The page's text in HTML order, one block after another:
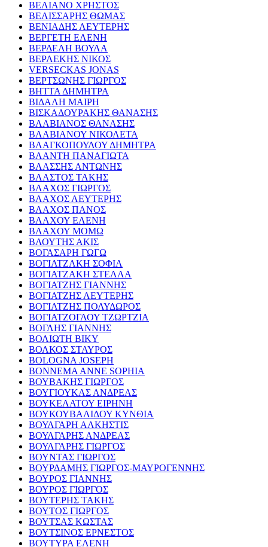
ΒΕΛΙΑΝΟ ΧΡΗΣΤΟΣ
ΒΕΛΙΣΣΑΡΗΣ ΘΩΜΑΣ
ΒΕΝΙΑΔΗΣ ΛΕΥΤΕΡΗΣ
ΒΕΡΓΕΤΗ ΕΛΕΝΗ
ΒΕΡΔΕΛΗ ΒΟΥΛΑ
ΒΕΡΛΕΚΗΣ ΝΙΚΟΣ
VERSECKAS JONAS
ΒΕΡΤΣΩΝΗΣ ΓΙΩΡΓΟΣ
ΒΗΤΤΑ ΔΗΜΗΤΡΑ
ΒΙΔΑΛΗ ΜΑΙΡΗ
ΒΙΣΚΑΔΟΥΡΑΚΗΣ ΘΑΝΑΣΗΣ
ΒΛΑΒΙΑΝΟΣ ΘΑΝΑΣΗΣ
ΒΛΑΒΙΑΝΟΥ ΝΙΚΟΛΕΤΑ
ΒΛΑΓΚΟΠΟΥΛΟΥ ΔΗΜΗΤΡΑ
ΒΛΑΝΤΗ ΠΑΝΑΓΙΩΤΑ
ΒΛΑΣΣΗΣ ΑΝΤΩΝΗΣ
ΒΛΑΣΤΟΣ ΤΑΚΗΣ
ΒΛΑΧΟΣ ΓΙΩΡΓΟΣ
ΒΛΑΧΟΣ ΛΕΥΤΕΡΗΣ
ΒΛΑΧΟΣ ΠΑΝΟΣ
ΒΛΑΧΟΥ ΕΛΕΝΗ
ΒΛΑΧΟΥ ΜΟΜΩ
ΒΛΟΥΤΗΣ ΑΚΙΣ
ΒΟΓΑΣΑΡΗ ΓΩΓΩ
ΒΟΓΙΑΤΖΑΚΗ ΣΟΦΙΑ
ΒΟΓΙΑΤΖΑΚΗ ΣΤΕΛΛΑ
ΒΟΓΙΑΤΖΗΣ ΓΙΑΝΝΗΣ
ΒΟΓΙΑΤΖΗΣ ΛΕΥΤΕΡΗΣ
ΒΟΓΙΑΤΖΗΣ ΠΟΛΥΔΩΡΟΣ
ΒΟΓΙΑΤΖΟΓΛΟΥ ΤΖΩΡΤΖΙΑ
ΒΟΓΛΗΣ ΓΙΑΝΝΗΣ
ΒΟΛΙΩΤΗ ΒΙΚΥ
ΒΟΛΚΟΣ ΣΤΑΥΡΟΣ
BOLOGNA JOSEPH
BONNEMA ANNE SOPHIA
ΒΟΥΒΑΚΗΣ ΓΙΩΡΓΟΣ
ΒΟΥΓΙΟΥΚΑΣ ΑΝΔΡΕΑΣ
ΒΟΥΚΕΛΑΤΟΥ ΕΙΡΗΝΗ
ΒΟΥΚΟΥΒΑΛΙΔΟΥ ΚΥΝΘΙΑ
ΒΟΥΛΓΑΡΗ ΑΛΚΗΣΤΙΣ
ΒΟΥΛΓΑΡΗΣ ΑΝΔΡΕΑΣ
ΒΟΥΛΓΑΡΗΣ ΓΙΩΡΓΟΣ
ΒΟΥΝΤΑΣ ΓΙΩΡΓΟΣ
ΒΟΥΡΔΑΜΗΣ ΓΙΩΡΓΟΣ-ΜΑΥΡΟΓΕΝΝΗΣ
ΒΟΥΡΟΣ ΓΙΑΝΝΗΣ
ΒΟΥΡΟΣ ΓΙΩΡΓΟΣ
ΒΟΥΤΕΡΗΣ ΤΑΚΗΣ
ΒΟΥΤΟΣ ΓΙΩΡΓΟΣ
ΒΟΥΤΣΑΣ ΚΩΣΤΑΣ
ΒΟΥΤΣΙΝΟΣ ΕΡΝΕΣΤΟΣ
ΒΟΥΤΥΡΑ ΕΛΕΝΗ